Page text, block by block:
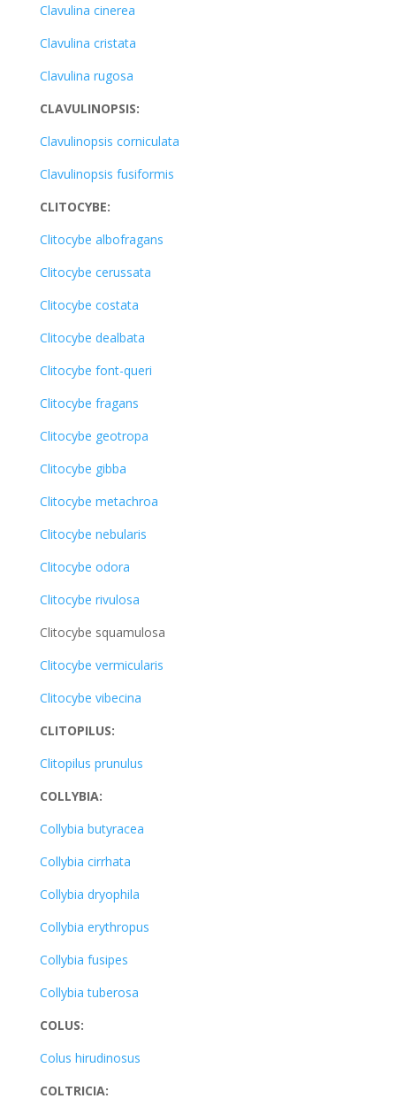
Clavulina cinerea
Clavulina cristata
Clavulina rugosa
CLAVULINOPSIS:
Clavulinopsis corniculata
Clavulinopsis fusiformis
CLITOCYBE:
Clitocybe albofragans
Clitocybe cerussata
Clitocybe costata
Clitocybe dealbata
Clitocybe font-queri
Clitocybe fragans
Clitocybe geotropa
Clitocybe gibba
Clitocybe metachroa
Clitocybe nebularis
Clitocybe odora
Clitocybe rivulosa
Clitocybe squamulosa
Clitocybe vermicularis
Clitocybe vibecina
CLITOPILUS:
Clitopilus prunulus
COLLYBIA:
Collybia butyracea
Collybia cirrhata
Collybia dryophila
Collybia erythropus
Collybia fusipes
Collybia tuberosa
COLUS:
Colus hirudinosus
COLTRICIA: